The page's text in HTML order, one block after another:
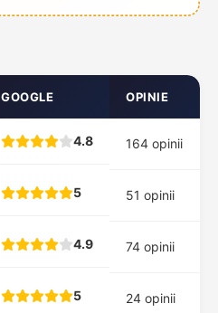
GOOGLE OPINIE
4.8 164 opinii
5 51 opinii
4.9 74 opinii
5 24 opinii